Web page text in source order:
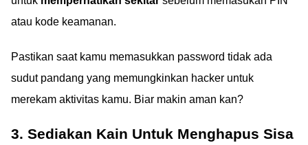
atau kode keamanan.
Pastikan saat kamu memasukkan password tidak ada
sudut pandang yang memungkinkan hacker untuk
merekam aktivitas kamu. Biar makin aman kan?
3. Sediakan Kain Untuk Menghapus Sisa